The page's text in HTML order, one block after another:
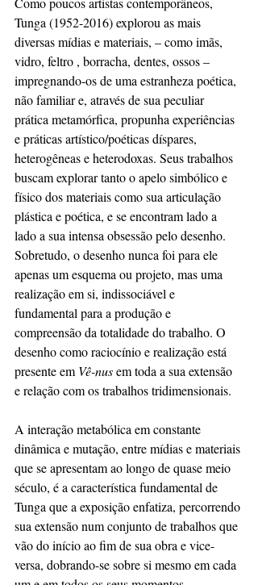
Tunga (1952-2016) explorou as mais
diversas mídias e materiais, – como imãs,
vidro, feltro , borracha, dentes, ossos –
impregnando-os de uma estranheza poética,
não familiar e, através de sua peculiar
prática metamórfica, propunha experiências
e práticas artístico/poéticas díspares,
heterogêneas e heterodoxas. Seus trabalhos
buscam explorar tanto o apelo simbólico e
físico dos materiais como sua articulação
plástica e poética, e se encontram lado a
lado a sua intensa obsessão pelo desenho.
Sobretudo, o desenho nunca foi para ele
apenas um esquema ou projeto, mas uma
realização em si, indissociável e
fundamental para a produção e
compreensão da totalidade do trabalho. O
desenho como raciocínio e realização está
presente em Vê-nus em toda a sua extensão
e relação com os trabalhos tridimensionais.
A interação metabólica em constante
dinâmica e mutação, entre mídias e materiais
que se apresentam ao longo de quase meio
século, é a característica fundamental de
Tunga que a exposiçãoenfatiza, percorrendo
sua extensão num conjunto de trabalhos que
vão do início ao fim de sua obra e vice-
versa, dobrando-se sobre si mesmo em cada